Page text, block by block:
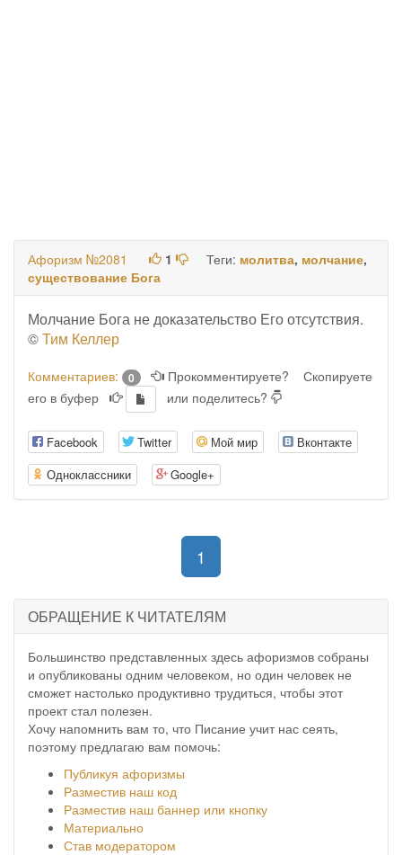
Афоризм №2081 1 Теги: молитва, молчание,
существование Бога
Молчание Бога не доказательство Его отсутствия.
©Тим Келлер
Комментариев: 0 Прокомментируете?
Скопируете
его в буфер
или поделитесь?
Facebook Twitter Мой мир
Вконтакте
Одноклассники
Google+
1
ОБРАЩЕНИЕ К ЧИТАТЕЛЯМ
Большинство представленных здесь афоризмов собраны
и опубликованы одним человеком, но один человек не
сможет настолько продуктивно трудиться, чтобы этот
проект стал полезен.
Хочу напомнить вам то, что Писание учит нас сеять,
поэтому предлагаю вам помочь:
Публикуя афоризмы
Разместив наш код
Разместив наш баннер или кнопку
Материально
Став модератором